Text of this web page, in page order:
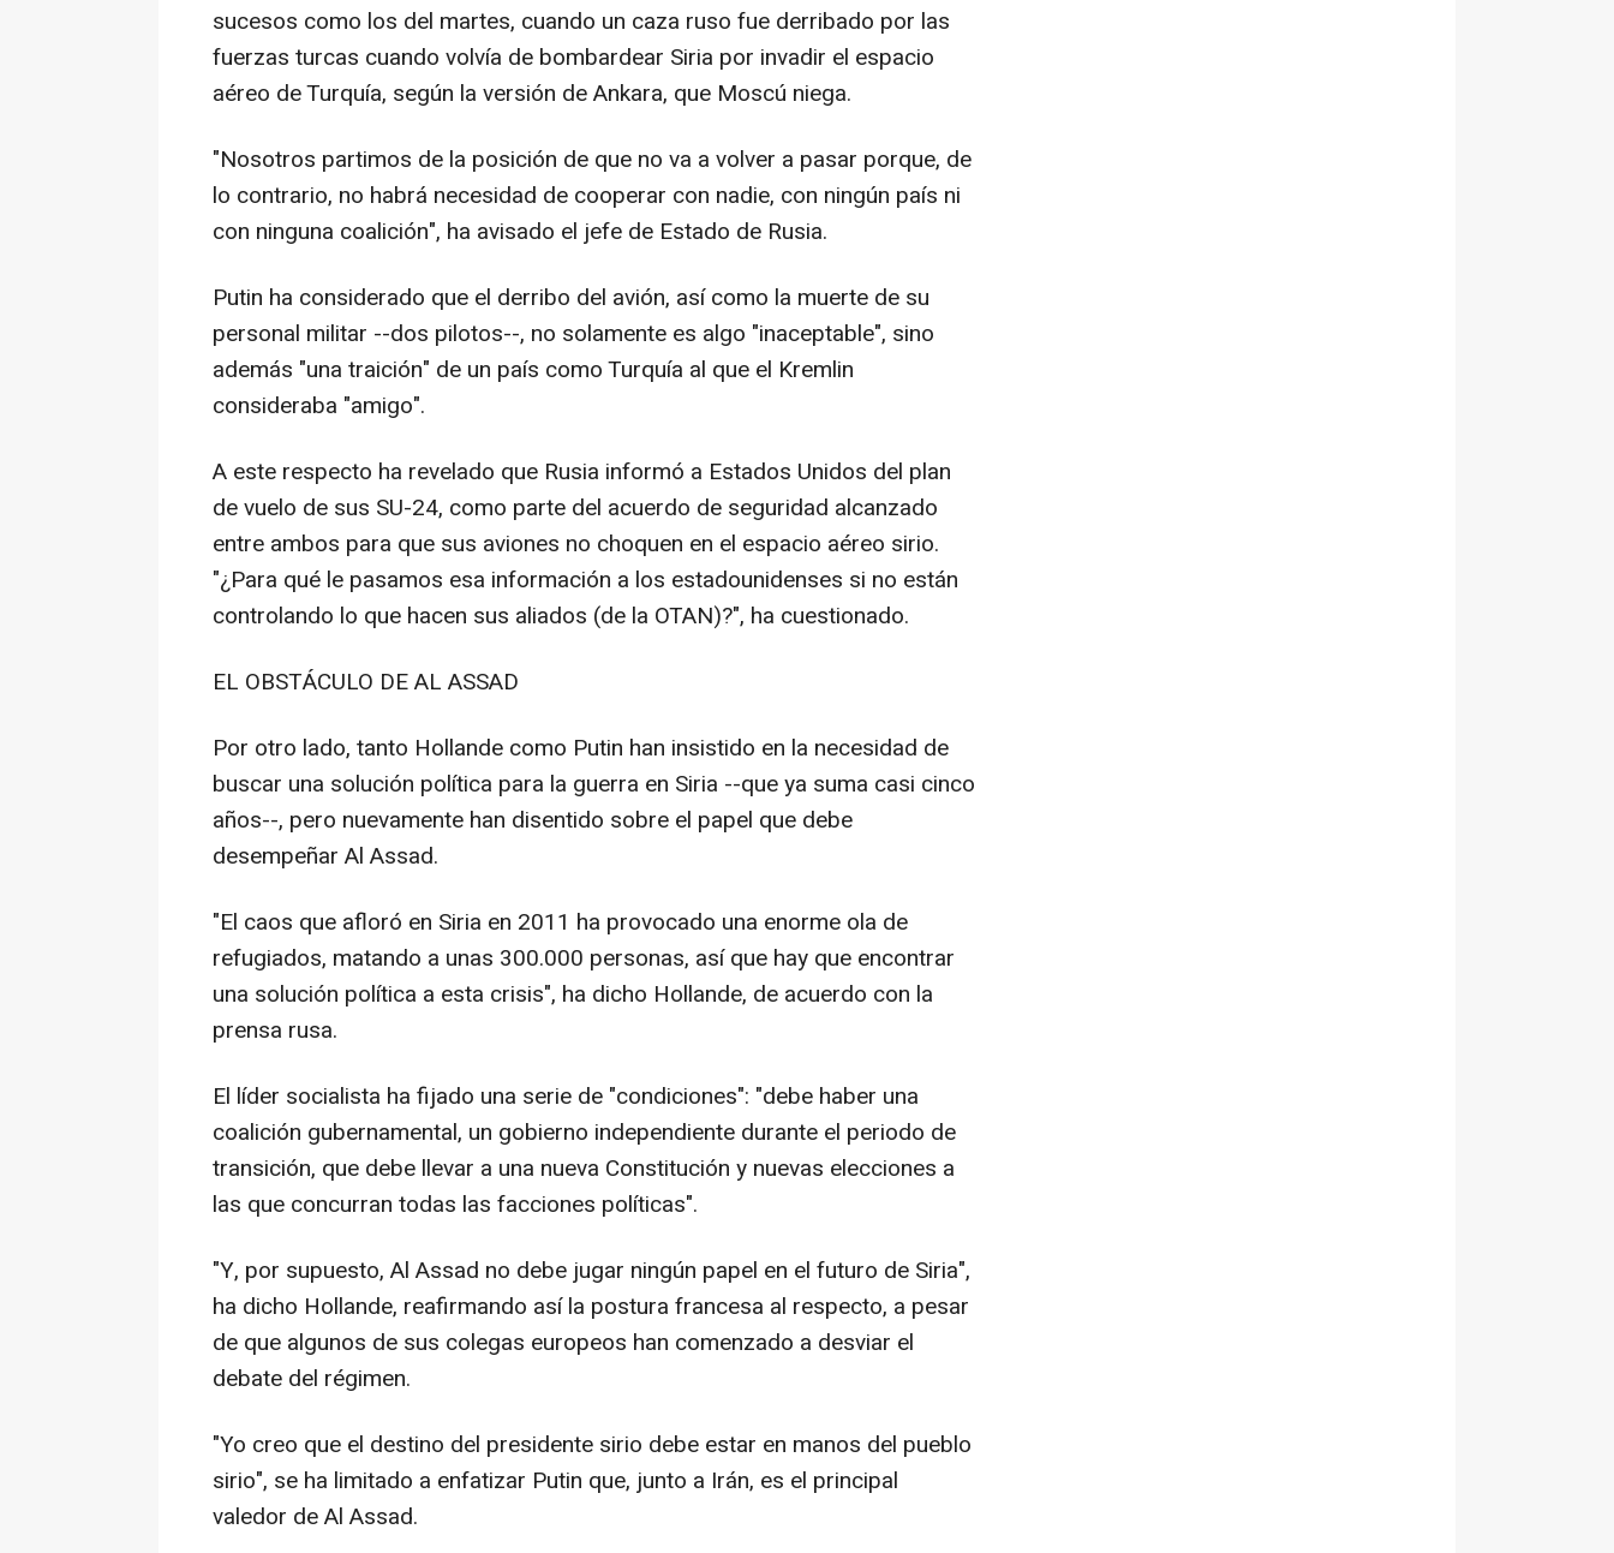
sucesos como los del martes, cuando un caza ruso fue derribado por las
fuerzas turcas cuando volvía de bombardear Siria por invadir el espacio
aéreo de Turquía, según la versión de Ankara, que Moscú niega.
"Nosotros partimos de la posición de que no va a volver a pasar porque, de
lo contrario, no habrá necesidad de cooperar con nadie, con ningún país ni
con ninguna coalición", ha avisado el jefe de Estado de Rusia.
Putin ha considerado que el derribo del avión, así como la muerte de su
personal militar --dos pilotos--, no solamente es algo "inaceptable", sino
además "una traición" de un país como Turquía al que el Kremlin
consideraba "amigo".
A este respecto ha revelado que Rusia informó a Estados Unidos del plan
de vuelo de sus SU-24, como parte del acuerdo de seguridad alcanzado
entre ambos para que sus aviones no choquen en el espacio aéreo sirio.
"¿Para qué le pasamos esa información a los estadounidenses si no están
controlando lo que hacen sus aliados (de la OTAN)?", ha cuestionado.
EL OBSTÁCULO DE AL ASSAD
Por otro lado, tanto Hollande como Putin han insistido en la necesidad de
buscar una solución política para la guerra en Siria --que ya suma casi cinco
años--, pero nuevamente han disentido sobre el papel que debe
desempeñar Al Assad.
"El caos que afloró en Siria en 2011 ha provocado una enorme ola de
refugiados, matando a unas 300.000 personas, así que hay que encontrar
una solución política a esta crisis", ha dicho Hollande, de acuerdo con la
prensa rusa.
El líder socialista ha fijado una serie de "condiciones": "debe haber una
coalición gubernamental, un gobierno independiente durante el periodo de
transición, que debe llevar a una nueva Constitución y nuevas elecciones a
las que concurran todas las facciones políticas".
"Y, por supuesto, Al Assad no debe jugar ningún papel en el futuro de Siria",
ha dicho Hollande, reafirmando así la postura francesa al respecto, a pesar
de que algunos de sus colegas europeos han comenzado a desviar el
debate del régimen.
"Yo creo que el destino del presidente sirio debe estar en manos del pueblo
sirio", se ha limitado a enfatizar Putin que, junto a Irán, es el principal
valedor de Al Assad.